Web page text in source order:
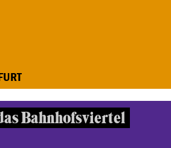
Bahnhofsviertel